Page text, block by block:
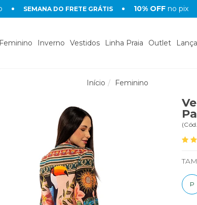
SEMANA DO FRETE GRÁTIS 10% OFF no pix
Feminino Inverno Vestidos Linha Praia Outlet
Início Feminino
(Cód.
P